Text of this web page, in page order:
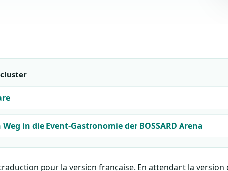
Weg in die Event-Gastronomie der BOSSARD Arena
pour la version française. En attendant la version